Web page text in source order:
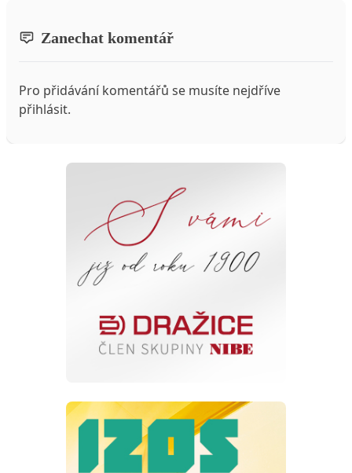
Zanechat komentář
Pro přidávání komentářů se musíte nejdříve
přihlásit.